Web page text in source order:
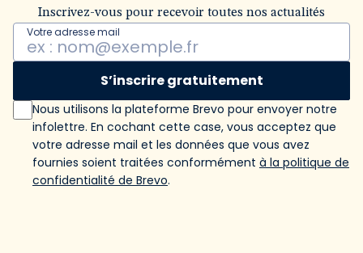
Inscrivez-vous pour recevoir toutes nos actualités
Votre adresse mail
S’inscrire gratuitement
Nous utilisons la plateforme Brevo pour envoyer notre
infolettre. En cochant cette case, vous acceptez que
votre adresse mail et les données que vous avez
fournies soient traitées conformément à la politique de
confidentialité de Brevo.